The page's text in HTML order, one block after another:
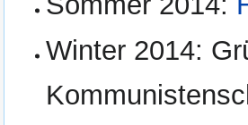
Winter 2014: